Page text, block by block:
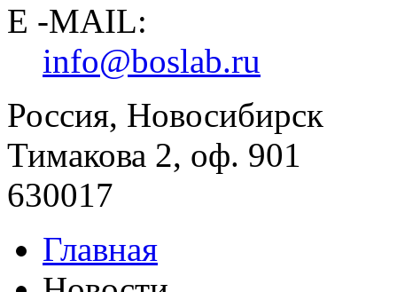
E -MAIL:
info@boslab.ru
Россия, Новосибирск
Тимакова 2, оф. 901
630017
Главная